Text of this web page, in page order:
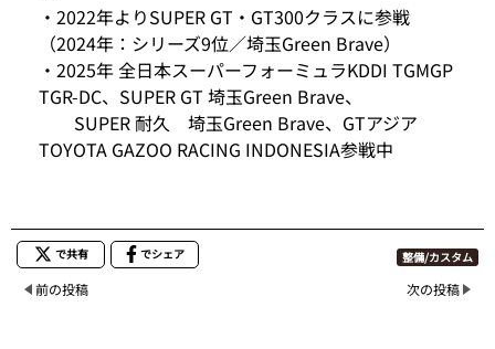
・2022年よりSUPER GT・GT300クラスに参戦
（2024年：シリーズ9位／埼玉Green Brave）
・2025年 全日本スーパーフォーミュラKDDI TGMGP
TGR-DC、SUPER GT 埼玉Green Brave、
SUPER 耐久 埼玉Green Brave、GTアジア
TOYOTA GAZOO RACING INDONESIA参戦中
で共有 でシェア 整備/カスタム
前の投稿 次の投稿